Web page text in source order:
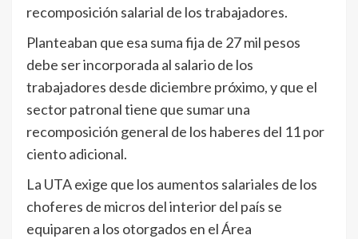
recomposición salarial de los trabajadores.
Planteaban que esa suma fija de 27 mil pesos
debe ser incorporada al salario de los
trabajadores desde diciembre próximo, y que el
sector patronal tiene que sumar una
recomposición general de los haberes del 11 por
ciento adicional.
La UTA exige que los aumentos salariales de los
choferes de micros del interior del país se
equiparen a los otorgados en el Área